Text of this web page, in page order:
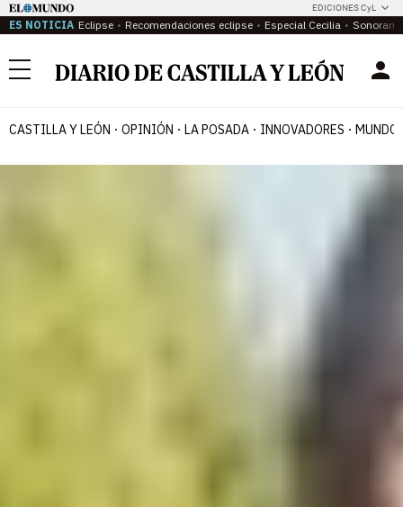
EDICIONES CyL
ES NOTICIA Eclipse Recomendaciones eclipse Especial Cecilia
Menú
CASTILLA Y LEÓN OPINIÓN LA POSADA INNOVADORES MUNDO